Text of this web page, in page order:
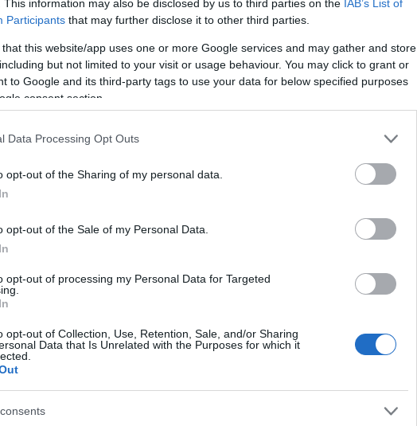
This information may also be disclosed by us to third parties on the IAB’s List of
Participants that may further disclose it to other third parties.
that this website/app uses one or more Google services and may gather and store
but not limited to your visit or usage behaviour. You may click to grant or
to Google and its third-party tags to use your data for below specified purposes
consent section.
Data Processing Opt Outs
opt-out of the Sharing of my personal data.
opt-out of the Sale of my Personal Data.
opt-out of processing my Personal Data for Targeted
opt-out of Collection, Use, Retention, Sale, and/or Sharing
Data that Is Unrelated with the Purposes for which it
buscan un desafío adicional, ya que la
de dificultad y requiere una mayor
de noche puede ser una experiencia
bajo la luz de la luna y las estrellas.